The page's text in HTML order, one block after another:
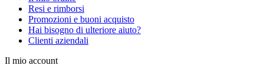
Resi e rimborsi
Promozioni e buoni acquisto
Hai bisogno di ulteriore aiuto?
Clienti aziendali
Il mio account